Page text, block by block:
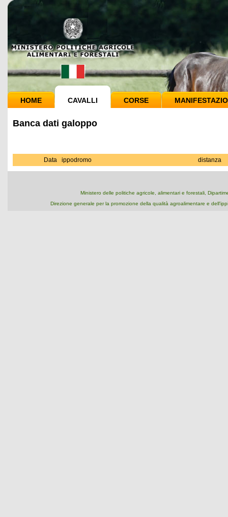
HOME CAVALLI CORSE
Banca dati galoppo
Data ippodromo distanza
Ministero delle politiche agricole, alimentari e forestali,
Direzione generale per la promozione della qualità agroalimentare e